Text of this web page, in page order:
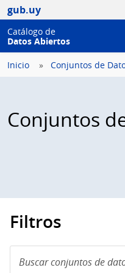
gub.uy
Catálogo de
Datos Abiertos
Inicio Conjuntos de
Conjuntos
Filtros
conjuntos